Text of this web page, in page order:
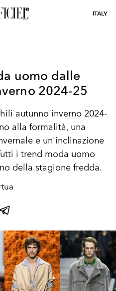
ITALY
uomo dalle
2024-25
autunno inverno 2024-
alla formalità, una
e un'inclinazione
i trend moda uomo
della stagione fredda.